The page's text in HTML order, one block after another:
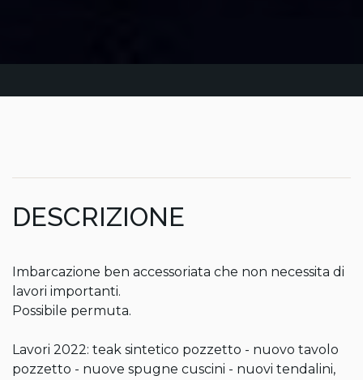
DESCRIZIONE
Imbarcazione ben accessoriata che non necessita di
lavori importanti.
Possibile permuta.
Lavori 2022: teak sintetico pozzetto - nuovo tavolo
pozzetto - nuove spugne cuscini - nuovi tendalini,